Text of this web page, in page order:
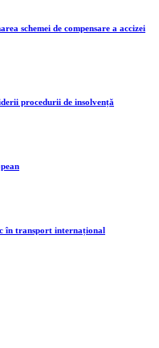
schemei de compensare a accizei
procedurii de insolvență
în transport internațional